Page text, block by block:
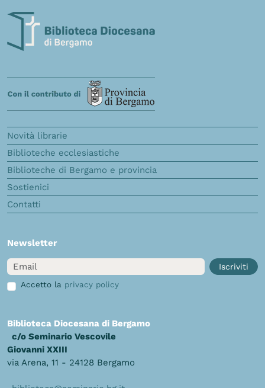
Novità librarie
Biblioteche ecclesiastiche
Biblioteche di Bergamo e provincia
Sostienici
Contatti
Newsletter
Email
Iscriviti
Accetto la privacy policy
Biblioteca Diocesana di Bergamo
c/o Seminario Vescovile
Giovanni XXIII
via Arena, 11 - 24128 Bergamo